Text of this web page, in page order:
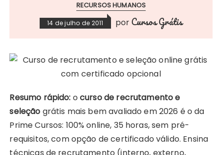
RECURSOS HUMANOS
14 de julho de 2011 por Cursos Grátis
Resumo rápido: ocurso de recrutamento e
seleção grátis mais bem avaliado em 2026 é o da
Prime Cursos: 100% online, 35 horas, sem pré-
requisitos, com opção de certificado válido. Ensina